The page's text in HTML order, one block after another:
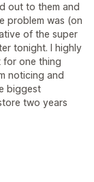
out to them and
problem was (on
of the super
tonight. I highly
for one thing
noticing and
biggest
two years